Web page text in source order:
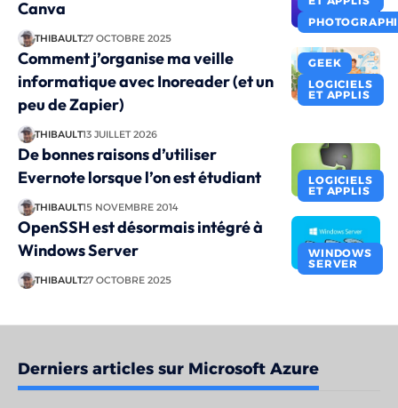
Canva
THIBAULT27 OCTOBRE 2025
GEEK
LOGICIELS
ET APPLIS
Comment j’organise ma veille
informatique avec Inoreader (et un
peu de Zapier)
THIBAULT13 JUILLET 2026
LOGICIELS
ET APPLIS
De bonnes raisons d’utiliser
Evernote lorsque l’on est étudiant
THIBAULT15 NOVEMBRE 2014
WINDOWS
SERVER
OpenSSH est désormais intégré à
Windows Server
THIBAULT27 OCTOBRE 2025
Derniers articles sur Microsoft Azure